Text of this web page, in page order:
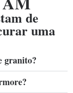
de
uma
granito?